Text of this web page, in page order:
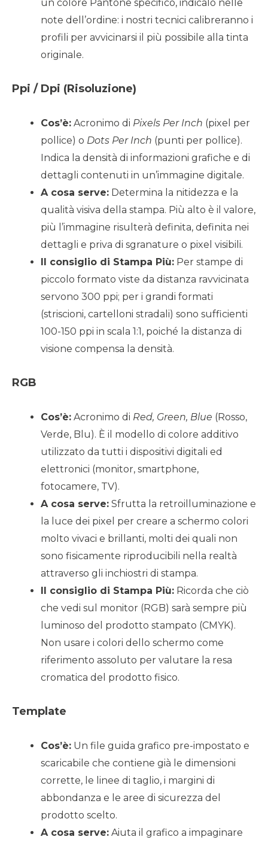
un colore Pantone specifico, indicalo nelle
note dell’ordine: i nostri tecnici calibreranno i
profili per avvicinarsi il più possibile alla tinta
originale.
Ppi / Dpi (Risoluzione)
Cos’è: Acronimo di Pixels Per Inch (pixel per
pollice) o Dots Per Inch (punti per pollice).
Indica la densità di informazioni grafiche e di
dettagli contenuti in un’immagine digitale.
A cosa serve: Determina la nitidezza e la
qualità visiva della stampa. Più alto è il valore,
più l’immagine risulterà definita, definita nei
dettagli e priva di sgranature o pixel visibili.
Il consiglio di Stampa Più: Per stampe di
piccolo formato viste da distanza ravvicinata
servono 300 ppi; per i grandi formati
(striscioni, cartelloni stradali) sono sufficienti
100-150 ppi in scala 1:1, poiché la distanza di
visione compensa la densità.
RGB
Cos’è: Acronimo di Red, Green, Blue (Rosso,
Verde, Blu). È il modello di colore additivo
utilizzato da tutti i dispositivi digitali ed
elettronici (monitor, smartphone,
fotocamere, TV).
A cosa serve: Sfrutta la retroilluminazione e
la luce dei pixel per creare a schermo colori
molto vivaci e brillanti, molti dei quali non
sono fisicamente riproducibili nella realtà
attraverso gli inchiostri di stampa.
Il consiglio di Stampa Più: Ricorda che ciò
che vedi sul monitor (RGB) sarà sempre più
luminoso del prodotto stampato (CMYK).
Non usare i colori dello schermo come
riferimento assoluto per valutare la resa
cromatica del prodotto fisico.
Template
Cos’è: Un file guida grafico pre-impostato e
scaricabile che contiene già le dimensioni
corrette, le linee di taglio, i margini di
abbondanza e le aree di sicurezza del
prodotto scelto.
A cosa serve: Aiuta il grafico a impaginare